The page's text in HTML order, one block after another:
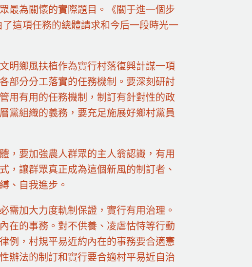
最為關懷的實際題目。《關于進一個步
這項任務的總體請求和今后一段時光一
明鄉風扶植作為實行村落復興計謀一項
部分分工落實的任務機制。要深刻研討
用有用的任務機制，制訂有針對性的政
黨組織的義務，要充足施展好鄉村黨員
，要加強農人群眾的主人翁認識，有用
，讓群眾真正成為這個新風的制訂者、
、自我進步。
需加大力度軌制保證，實行有用治理。
在的事務。對不供養、凌虐怙恃等行動
例，村規平易近約內在的事務要合適憲
辦法的制訂和實行要合適村平易近自治